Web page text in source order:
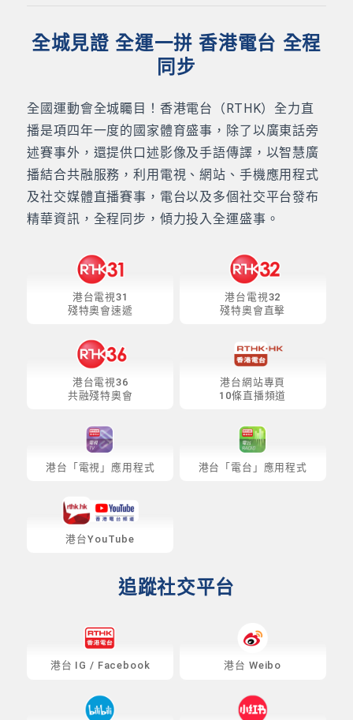
全城見證 全運一拼 香港電台 全程
同步
全國運動會全城矚目！香港電台（RTHK）全力直
播是項四年一度的國家體育盛事，除了以廣東話旁
述賽事外，還提供口述影像及手語傳譯，以智慧廣
播結合共融服務，利用電視、網站、手機應用程式
及社交媒體直播賽事，電台以及多個社交平台發布
精華資訊，全程同步，傾力投入全運盛事。
港台電視31
殘特奧會速遞
港台電視32
殘特奧會直擊
港台電視36
共融殘特奧會
港台網站專頁
10條直播頻道
港台「電視」應用程式 港台「電台」應用程式
港台YouTube
追蹤社交平台
港台 IG / Facebook 港台 Weibo